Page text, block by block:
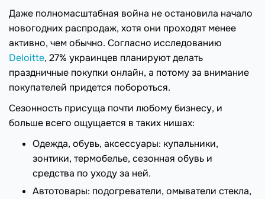
Даже полномасштабная война не остановила начало
новогодних распродаж, хотя они проходят менее
активно, чем обычно. Согласно исследованию
Deloitte, 27% украинцев планируют делать
праздничные покупки онлайн, а потому за внимание
покупателей придется побороться.
Сезонность присуща почти любому бизнесу, и
больше всего ощущается в таких нишах:
Одежда, обувь, аксессуары: купальники,
зонтики, термобелье, сезонная обувь и
средства по уходу за ней.
Автотовары: подогреватели, омыватели стекла,